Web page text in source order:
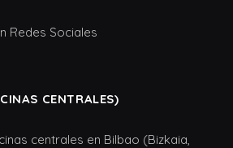
Redes Sociales
CENTRALES)
centrales en Bilbao (Bizkaia,